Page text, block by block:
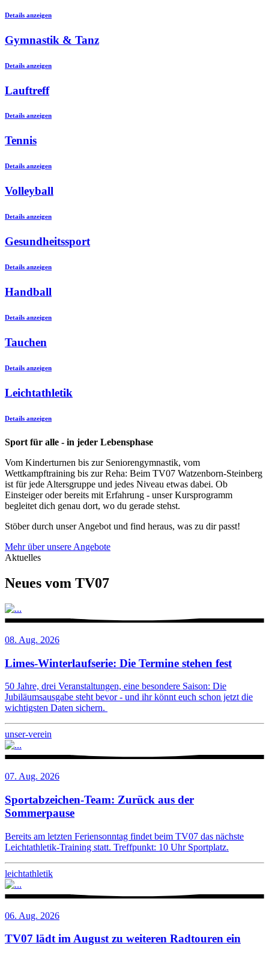
Details anzeigen
Gymnastik & Tanz
Details anzeigen
Lauftreff
Details anzeigen
Tennis
Details anzeigen
Volleyball
Details anzeigen
Gesundheitssport
Details anzeigen
Handball
Details anzeigen
Tauchen
Details anzeigen
Leichtathletik
Details anzeigen
Sport für alle - in jeder Lebensphase
Vom Kinderturnen bis zur Seniorengymnastik, vom
Wettkampftraining bis zur Reha: Beim TV07 Watzenborn-Steinberg
ist für jede Altersgruppe und jedes Niveau etwas dabei. Ob
Einsteiger oder bereits mit Erfahrung - unser Kursprogramm
begleitet dich genau dort, wo du gerade stehst.
Stöber durch unser Angebot und find heraus, was zu dir passt!
Mehr über unsere Angebote
Aktuelles
Neues vom TV07
08. Aug. 2026
Limes-Winterlaufserie: Die Termine stehen fest
50 Jahre, drei Veranstaltungen, eine besondere Saison: Die
Jubiläumsausgabe steht bevor - und ihr könnt euch schon jetzt die
wichtigsten Daten sichern.
unser-verein
07. Aug. 2026
Sportabzeichen-Team: Zurück aus der
Sommerpause
Bereits am letzten Feriensonntag findet beim TV07 das nächste
Leichtathletik-Training statt. Treffpunkt: 10 Uhr Sportplatz.
leichtathletik
06. Aug. 2026
TV07 lädt im August zu weiteren Radtouren ein